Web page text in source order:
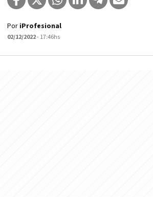
Por iProfesional
02/12/2022- 17:46hs